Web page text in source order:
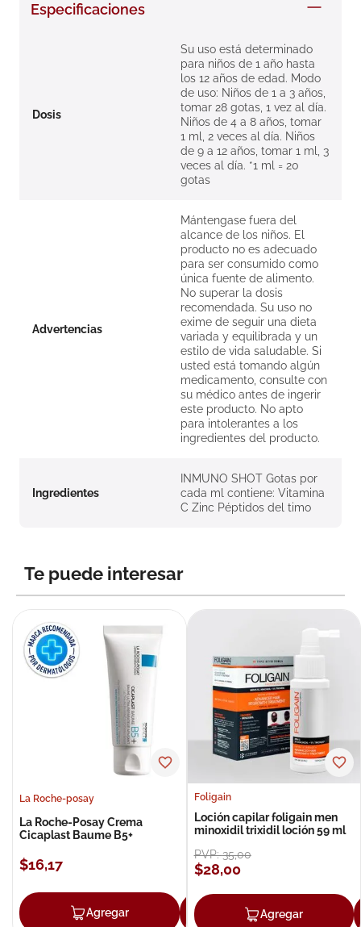
Especificaciones
Dosis
Su uso está determinado
para niños de 1 año hasta
los 12 años de edad. Modo
de uso: Niños de 1 a 3 años,
tomar 28 gotas, 1 vez al día.
Niños de 4 a 8 años, tomar
1 ml, 2 veces al día. Niños
de 9 a 12 años, tomar 1 ml, 3
veces al día. *1 ml = 20
gotas
Advertencias
Mántengase fuera del
alcance de los niños. El
producto no es adecuado
para ser consumido como
única fuente de alimento.
No superar la dosis
recomendada. Su uso no
exime de seguir una dieta
variada y equilibrada y un
estilo de vida saludable. Si
usted está tomando algún
medicamento, consulte con
su médico antes de ingerir
este producto. No apto
para intolerantes a los
ingredientes del producto.
Ingredientes
INMUNO SHOT Gotas por
cada ml contiene: Vitamina
C Zinc Péptidos del timo
Te puede interesar
La Roche-posay
La Roche-Posay Crema
Cicaplast Baume B5+
$16,17
Agregar Agregar
Foligain
Loción capilar foligain men
minoxidil trixidil loción 59 ml
PVP:35,00
$28,00
Agregar